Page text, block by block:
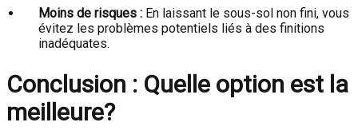
Moins de risques : En laissant le sous-sol non fini, vous
évitez les problèmes potentiels liés à des finitions
inadéquates.
Conclusion : Quelle option est la
meilleure?